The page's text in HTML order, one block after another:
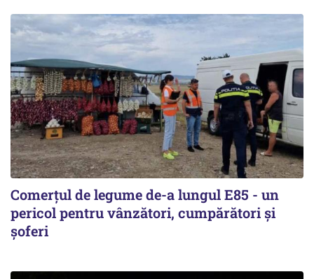
Comerțul de legume de-a lungul E85 - un
pericol pentru vânzători, cumpărători și
șoferi